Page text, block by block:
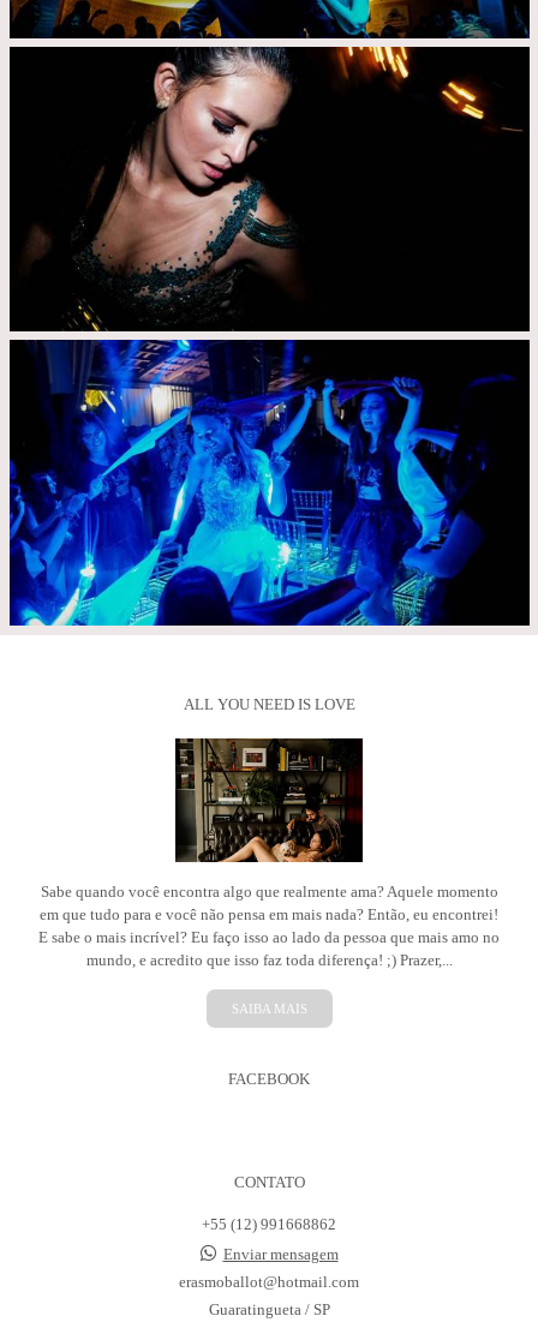
ALL YOU NEED IS LOVE
Sabe quando você encontra algo que realmente ama? Aquele momento
em que tudo para e você não pensa em mais nada? Então, eu encontrei!
E sabe o mais incrível? Eu faço isso ao lado da pessoa que mais amo no
mundo, e acredito que isso faz toda diferença! ;) Prazer,...
SAIBA MAIS
FACEBOOK
CONTATO
+55 (12) 991668862
Enviar mensagem
erasmoballot@hotmail.com
Guaratingueta / SP